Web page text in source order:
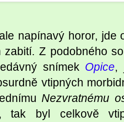
napínavý horor,
zabití. Z podobného
snímek Opice,
vtipných
Nezvratnému
tak byl celkově